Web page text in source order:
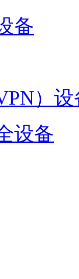
备
）设
设备